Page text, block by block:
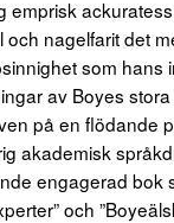
emprisk
och nagelfarit det
som hans
av Boyes
på en flödande
akademisk
engagerad bok
och